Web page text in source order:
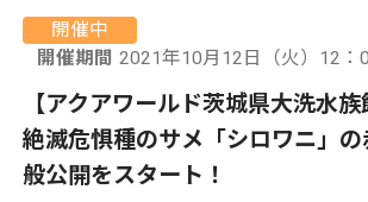
開催中
開催期間 2021年10月12日（火）12：
【アクアワールド茨城県大洗水族
絶滅危惧種のサメ「シロワニ」
般公開をスタート！